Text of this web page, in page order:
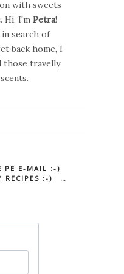
with sweets
Hi, I'm Petra!
search of
back home, I
those travelly
PE E-MAIL :-)
RECIPES :-)